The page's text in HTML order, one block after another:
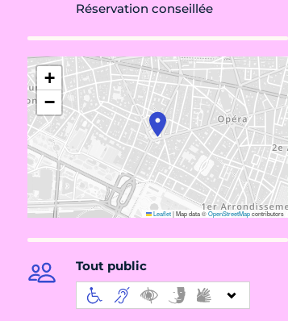
Réservation conseillée
+
−
Leaflet|Map data ©OpenStreetMapcontributors
Tout public